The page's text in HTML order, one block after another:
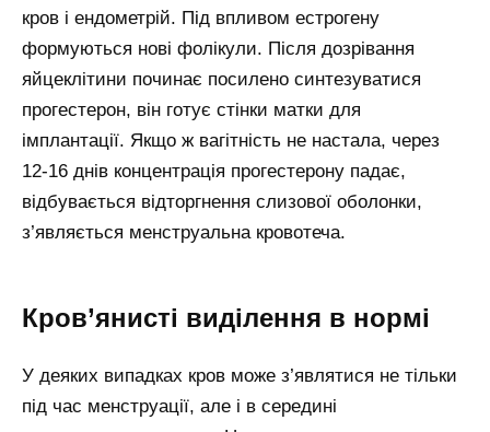
кров і ендометрій. Під впливом естрогену
формуються нові фолікули. Після дозрівання
яйцеклітини починає посилено синтезуватися
прогестерон, він готує стінки матки для
імплантації. Якщо ж вагітність не настала, через
12-16 днів концентрація прогестерону падає,
відбувається відторгнення слизової оболонки,
з’являється менструальна кровотеча.
Кров’янисті виділення в нормі
У деяких випадках кров може з’являтися не тільки
під час менструації, але і в середині